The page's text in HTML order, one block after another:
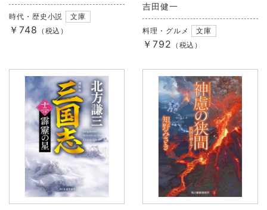
時代・歴史小説 文庫
￥748 （税込）
吉田健一
料理・グルメ 文庫
￥792 （税込）